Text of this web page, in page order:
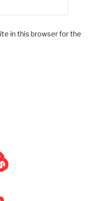
in this browser for the